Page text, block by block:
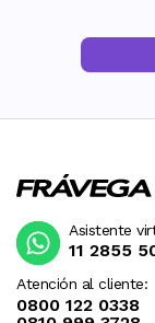
Atención al cliente:
0800 122 0338
Asistente
11 2855